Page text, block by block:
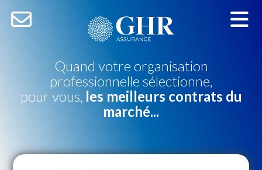
Quand votre organisation
professionnelle sélectionne,
pour vous, les meilleurs contrats du
marché...